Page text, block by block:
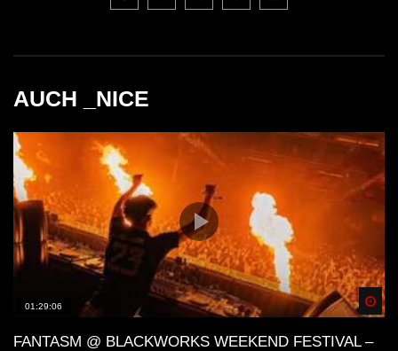
AUCH _NICE
01:29:06
FANTASM @ BLACKWORKS WEEKEND FESTIVAL –